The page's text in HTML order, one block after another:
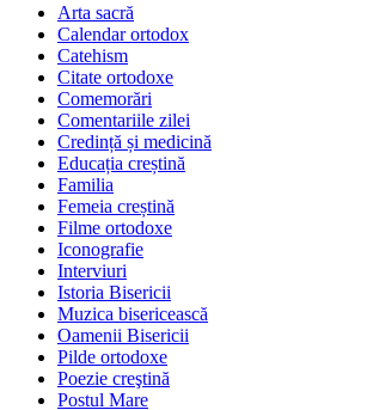
Arta sacră
Calendar ortodox
Catehism
Citate ortodoxe
Comemorări
Comentariile zilei
Credință și medicină
Educația creștină
Familia
Femeia creștină
Filme ortodoxe
Iconografie
Interviuri
Istoria Bisericii
Muzica bisericească
Oamenii Bisericii
Pilde ortodoxe
Poezie creştină
Postul Mare